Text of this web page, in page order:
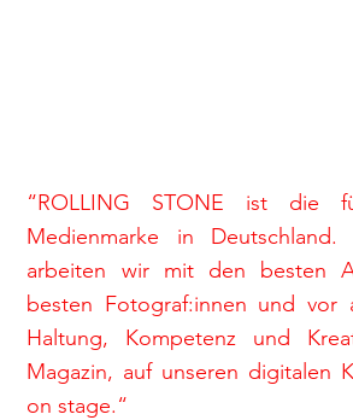
“ROLLING STONE ist die
Medienmarke in
arbeiten wir mit den besten
besten Fotograf:innen und vor
Haltung, Kompetenz und
Magazin, auf unseren digitalen
on stage.“